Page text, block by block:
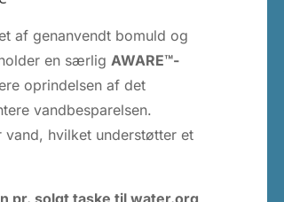
af genanvendt bomuld og
en særligAWARE™-
oprindelsen af det
vandbesparelsen.
vand, hvilket understøtter et